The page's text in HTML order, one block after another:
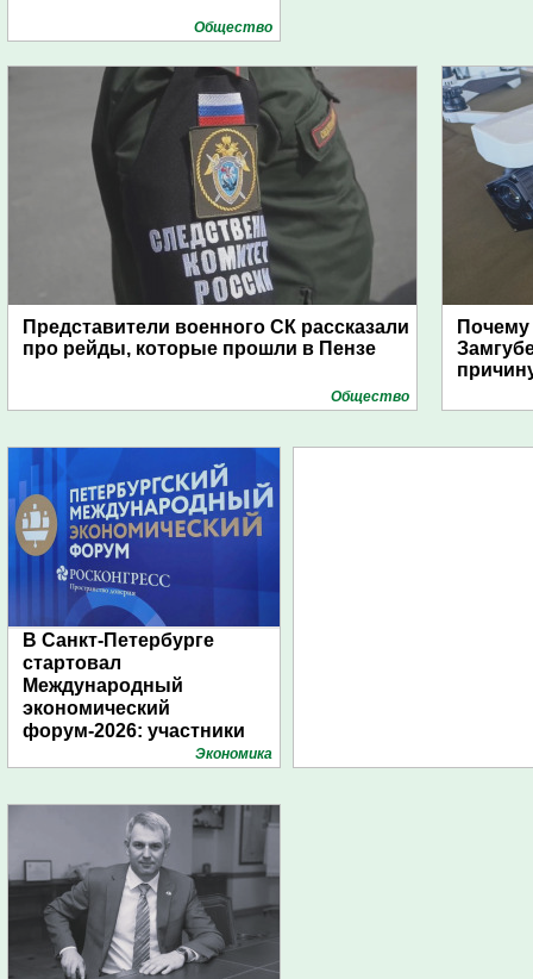
Общество
Представители военного СК рассказали
про рейды, которые прошли в Пензе
Общество
В Санкт-Петербурге
стартовал
Международный
экономический
форум-2026: участники
подготовили креативные
Экономика